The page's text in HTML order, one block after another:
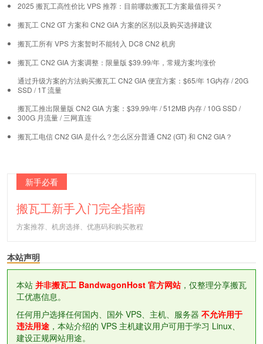
2025 搬瓦工高性价比 VPS 推荐：目前哪款搬瓦工方案最值得买？
搬瓦工 CN2 GT 方案和 CN2 GIA 方案的区别以及购买选择建议
搬瓦工所有 VPS 方案暂时不能转入 DC8 CN2 机房
搬瓦工 CN2 GIA 方案调整：限量版 $39.99/年，常规方案均涨价
通过升级方案的方法购买搬瓦工 CN2 GIA 便宜方案：$65/年 1G内存 / 20G
SSD / 1T 流量
搬瓦工推出限量版 CN2 GIA 方案：$39.99/年 / 512MB 内存 / 10G SSD /
300G 月流量 / 三网直连
搬瓦工电信 CN2 GIA 是什么？怎么区分普通 CN2 (GT) 和 CN2 GIA？
新手必看
搬瓦工新手入门完全指南
方案推荐、机房选择、优惠码和购买教程
本站声明
本站 并非搬瓦工 BandwagonHost 官方网站，仅整理分享搬瓦
工优惠信息。
任何用户选择任何国内、国外 VPS、主机、服务器 不允许用于
违法用途 ，本站介绍的 VPS 主机建议用户可用于学习 Linux、
建设正规网站用途。